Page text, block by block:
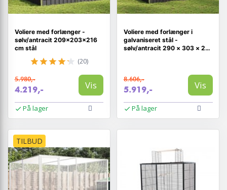
Voliere med forlænger -
sølv/antracit 209×203×216
cm stål
(20)
5.980,-
4.219,- Vis
På lager
Voliere med forlænger i
galvaniseret stål -
sølv/antracit 290 × 303 × 216
8.606,-
5.919,- Vis
På lager
TILBUD